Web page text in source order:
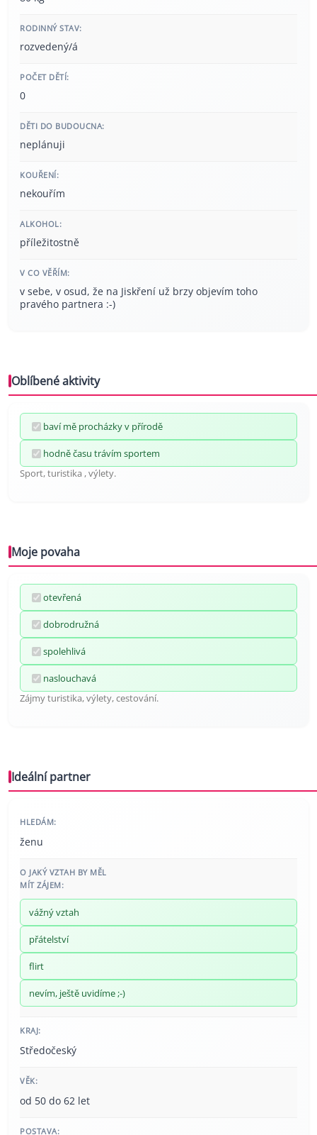
RODINNÝ STAV:
rozvedený/á
POČET DĚTÍ:
0
DĚTI DO BUDOUCNA:
neplánuji
KOUŘENÍ:
nekouřím
ALKOHOL:
příležitostně
V CO VĚŘÍM:
v sebe, v osud, že na Jiskření už brzy objevím toho
pravého partnera :-)
Oblíbené aktivity
baví mě procházky v přírodě
hodně času trávím sportem
Sport, turistika , výlety.
Moje povaha
otevřená
dobrodružná
spolehlivá
naslouchavá
Zájmy turistika, výlety, cestování.
Ideální partner
HLEDÁM:
ženu
O JAKÝ VZTAH BY MĚL
MÍT ZÁJEM:
vážný vztah
přátelství
flirt
nevím, ještě uvidíme ;-)
KRAJ:
Středočeský
VĚK:
od 50 do 62 let
POSTAVA: